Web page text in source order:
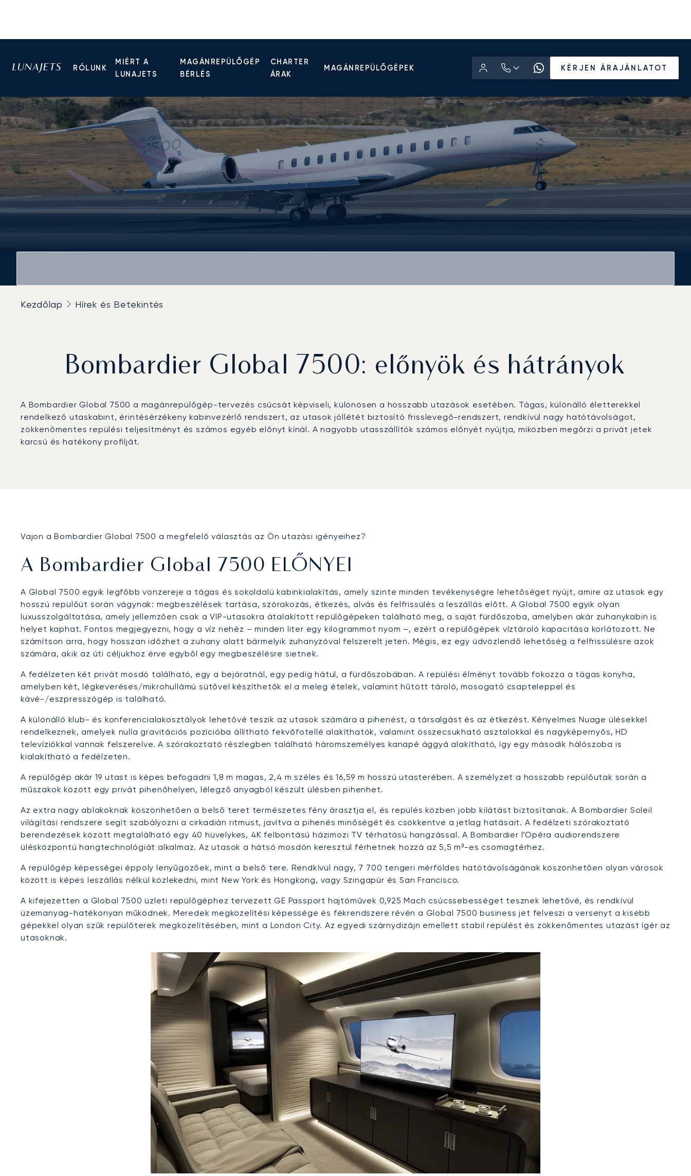
RÓLUNK
MIÉRT A
LUNAJETS
MAGÁNREPÜLŐGÉP
BÉRLÉS
CHARTER
ÁRAK
MAGÁNREPÜLŐGÉPEK KÉRJEN ÁRAJÁNLATOT
Kezdőlap Hírek és Betekintés
Bombardier Global 7500: előnyök és hátrányok
A Bombardier Global 7500 a magánrepülőgép-tervezés csúcsát képviseli, különösen a hosszabb utazások esetében. Tágas, különálló életterekkel
rendelkező utaskabint, érintésérzékeny kabinvezérlő rendszert, az utasok jóllétét biztosító frisslevegő-rendszert, rendkívül nagy hatótávolságot,
zökkenőmentes repülési teljesítményt és számos egyéb előnyt kínál. A nagyobb utasszállítók számos előnyét nyújtja, miközben megőrzi a privát jetek
karcsú és hatékony profilját.
Vajon a Bombardier Global 7500 a megfelelő választás az Ön utazási igényeihez?
A Bombardier Global 7500 ELŐNYEI
A Global 7500 egyik legfőbb vonzereje a tágas és sokoldalú kabinkialakítás, amely szinte minden tevékenységre lehetőséget nyújt, amire az utasok egy
hosszú repülőút során vágynak: megbeszélések tartása, szórakozás, étkezés, alvás és felfrissülés a leszállás előtt. A Global 7500 egyik olyan
luxusszolgáltatása, amely jellemzően csak a VIP-utasokra átalakított repülőgépeken található meg, a saját fürdőszoba, amelyben akár zuhanykabin is
helyet kaphat. Fontos megjegyezni, hogy a víz nehéz – minden liter egy kilogrammot nyom –, ezért a repülőgépek víztároló kapacitása korlátozott. Ne
számítson arra, hogy hosszan időzhet a zuhany alatt bármelyik zuhanyzóval felszerelt jeten. Mégis, ez egy üdvözlendő lehetőség a felfrissülésre azok
számára, akik az úti céljukhoz érve egyből egy megbeszélésre sietnek.
A fedélzeten két privát mosdó található, egy a bejáratnál, egy pedig hátul, a fürdőszobában. A repülési élményt tovább fokozza a tágas konyha,
amelyben két, légkeveréses/mikrohullámú sütővel készíthetők el a meleg ételek, valamint hűtött tároló, mosogató csapteleppel és
kávé-/eszpresszógép is található.
A különálló klub- és konferencialakosztályok lehetővé teszik az utasok számára a pihenést, a társalgást és az étkezést. Kényelmes Nuage ülésekkel
rendelkeznek, amelyek nulla gravitációs pozícióba állítható fekvőfotellé alakíthatók, valamint összecsukható asztalokkal és nagyképernyős, HD
televíziókkal vannak felszerelve. A szórakoztató részlegben található háromszemélyes kanapé ággyá alakítható, így egy második hálószoba is
kialakítható a fedélzeten.
A repülőgép akár 19 utast is képes befogadni 1,8 m magas, 2,4 m széles és 16,59 m hosszú utasterében. A személyzet a hosszabb repülőutak során a
műszakok között egy privát pihenőhelyen, lélegző anyagból készült ülésben pihenhet.
Az extra nagy ablakoknak köszönhetően a belső teret természetes fény árasztja el, és repülés közben jobb kilátást biztosítanak. A Bombardier Soleil
világítási rendszere segít szabályozni a cirkadián ritmust, javítva a pihenés minőségét és csökkentve a jetlag hatásait. A fedélzeti szórakoztató
berendezések között megtalálható egy 40 hüvelykes, 4K felbontású házimozi TV térhatású hangzással. A Bombardier l’Opéra audiorendszere
ülésközpontú hangtechnológiát alkalmaz. Az utasok a hátsó mosdón keresztül férhetnek hozzá az 5,5 m³-es csomagtérhez.
A repülőgép képességei éppoly lenyűgözőek, mint a belső tere. Rendkívül nagy, 7 700 tengeri mérföldes hatótávolságának köszönhetően olyan városok
között is képes leszállás nélkül közlekedni, mint New York és Hongkong, vagy Szingapúr és San Francisco.
A kifejezetten a Global 7500 üzleti repülőgéphez tervezett GE Passport hajtóművek 0,925 Mach csúcssebességet tesznek lehetővé, és rendkívül
üzemanyag-hatékonyan működnek. Meredek megközelítési képessége és fékrendszere révén a Global 7500 business jet felveszi a versenyt a kisebb
gépekkel olyan szűk repülőterek megközelítésében, mint a London City. Az egyedi szárnydizájn emellett stabil repülést és zökkenőmentes utazást ígér az
utasoknak.